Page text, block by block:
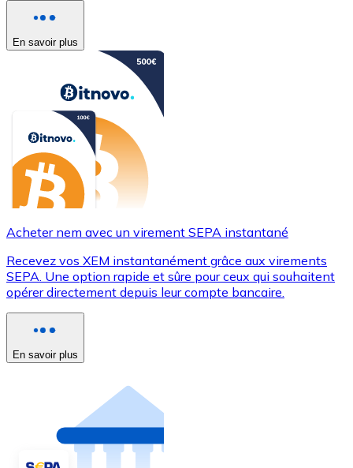
En savoir plus
Acheter nem avec un virement SEPA instantané
Recevez vos XEM instantanément grâce aux virements
SEPA. Une option rapide et sûre pour ceux qui souhaitent
opérer directement depuis leur compte bancaire.
En savoir plus